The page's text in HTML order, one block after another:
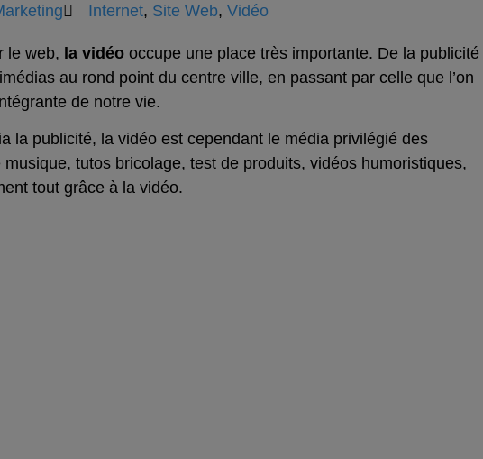
Internet, Site Web, Vidéo
le web, la vidéo occupe une place très importante. De la publicité
au rond point du centre ville, en passant par celle que l’on
de notre vie.
la publicité, la vidéo est cependant le média privilégié des
tutos bricolage, test de produits, vidéos humoristiques,
tout grâce à la vidéo.